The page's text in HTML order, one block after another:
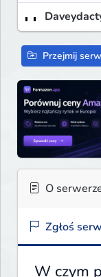
Przejmij
O
Zgłoś
W czym